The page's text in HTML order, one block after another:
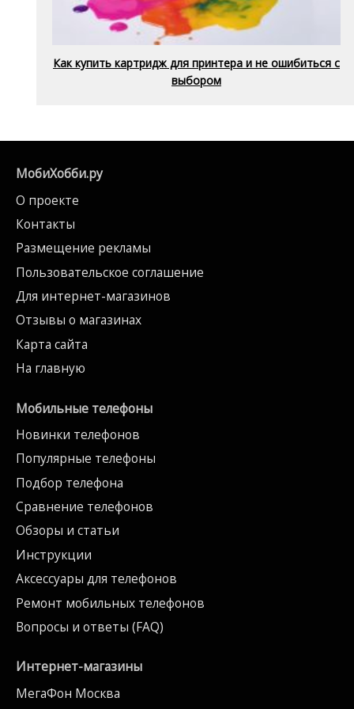
Как купить картридж для принтера и не ошибиться с
выбором
МобиХобби.ру
О проекте
Контакты
Размещение рекламы
Пользовательское соглашение
Для интернет-магазинов
Отзывы о магазинах
Карта сайта
На главную
Мобильные телефоны
Новинки телефонов
Популярные телефоны
Подбор телефона
Сравнение телефонов
Обзоры и статьи
Инструкции
Аксессуары для телефонов
Ремонт мобильных телефонов
Вопросы и ответы (FAQ)
Интернет-магазины
МегаФон Москва